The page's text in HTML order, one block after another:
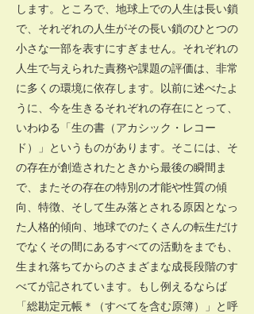
します。ところで、地球上での人生は長い鎖
で、それぞれの人生がその長い鎖のひとつの
小さな一部を表すにすぎません。それぞれの
人生で与えられた責務や課題の評価は、非常
に多くの環境に依存します。以前に述べたよ
うに、今を生きるそれぞれの存在にとって、
いわゆる「生の書（アカシック・レコー
ド）」というものがあります。そこには、そ
の存在が創造されたときから最後の瞬間ま
で、またその存在の特別の才能や性質の傾
向、特徴、そして生み落とされる原因となっ
た人格的傾向、地球でのたくさんの転生だけ
でなくその間にあるすべての活動をまでも、
生まれ落ちてからのさまざまな成長段階のす
べてが記されています。もし例えるならば
「総勘定元帳＊（すべてを含む原簿）」と呼